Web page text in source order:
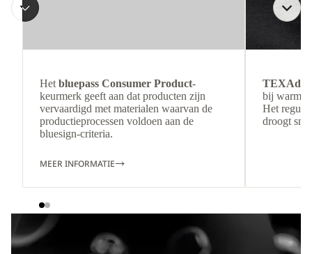
Het bluepass Consumer Product-
keurmerk geeft aan dat producten zijn
vervaardigd met materialen waarvan de
productieprocessen voldoen aan de
bluesign-criteria.
MEER INFORMATIE
TEXAdri
bij warmer
Het
droogt